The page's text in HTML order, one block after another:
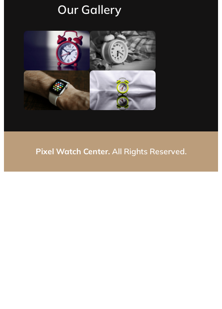
Our Gallery
Pixel Watch Center. All Rights Reserved.